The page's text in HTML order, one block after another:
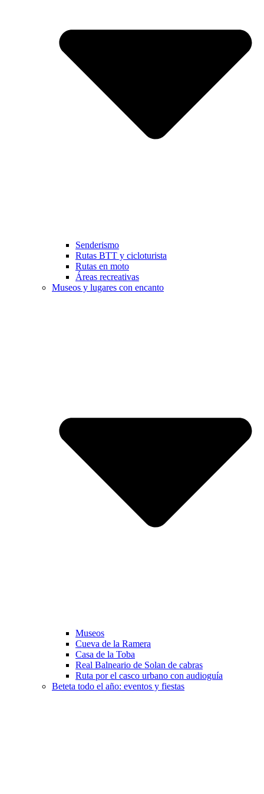
Senderismo
Rutas BTT y cicloturista
Rutas en moto
Áreas recreativas
Museos y lugares con encanto
Museos
Cueva de la Ramera
Casa de la Toba
Real Balneario de Solan de cabras
Ruta por el casco urbano con audioguía
Beteta todo el año: eventos y fiestas​